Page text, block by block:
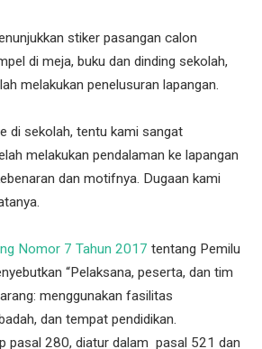
stiker pasangan calon
di meja, buku dan dinding sekolah,
melakukan penelusuran lapangan.
di sekolah, tentu kami sangat
melakukan pendalaman ke lapangan
dan motifnya. Dugaan kami
Nomor 7 Tahun 2017 tentang Pemilu
“Pelaksana, peserta, dan tim
menggunakan fasilitas
dan tempat pendidikan.
pasal 280, diatur dalam pasal 521 dan